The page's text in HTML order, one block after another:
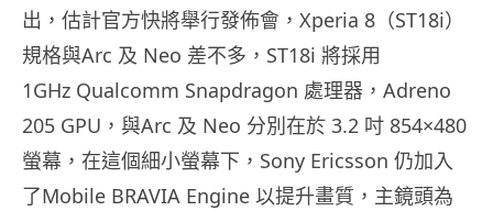
出，估計官方快將舉行發佈會，Xperia 8（ST18i）
規格與Arc 及 Neo 差不多，ST18i 將採用
1GHz Qualcomm Snapdragon 處理器，Adreno
205 GPU，與Arc 及 Neo 分別在於 3.2 吋 854×480
螢幕，在這個細小螢幕下，Sony Ericsson 仍加入
了Mobile BRAVIA Engine 以提升畫質，主鏡頭為